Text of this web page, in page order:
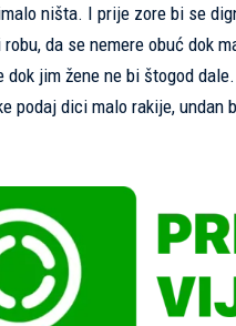
ništa. I prije zore bi se
da se nemere obuć dok
jim žene ne bi štogod
podaj dici malo rakije, undan